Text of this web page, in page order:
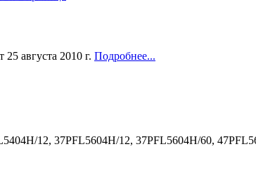
августа 2010 г. Подробнее...
12, 37PFL5604H/12, 37PFL5604H/60,